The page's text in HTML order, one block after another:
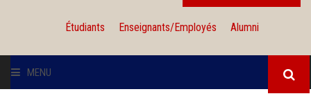
Étudiants Enseignants/Employés Alumni
MENU